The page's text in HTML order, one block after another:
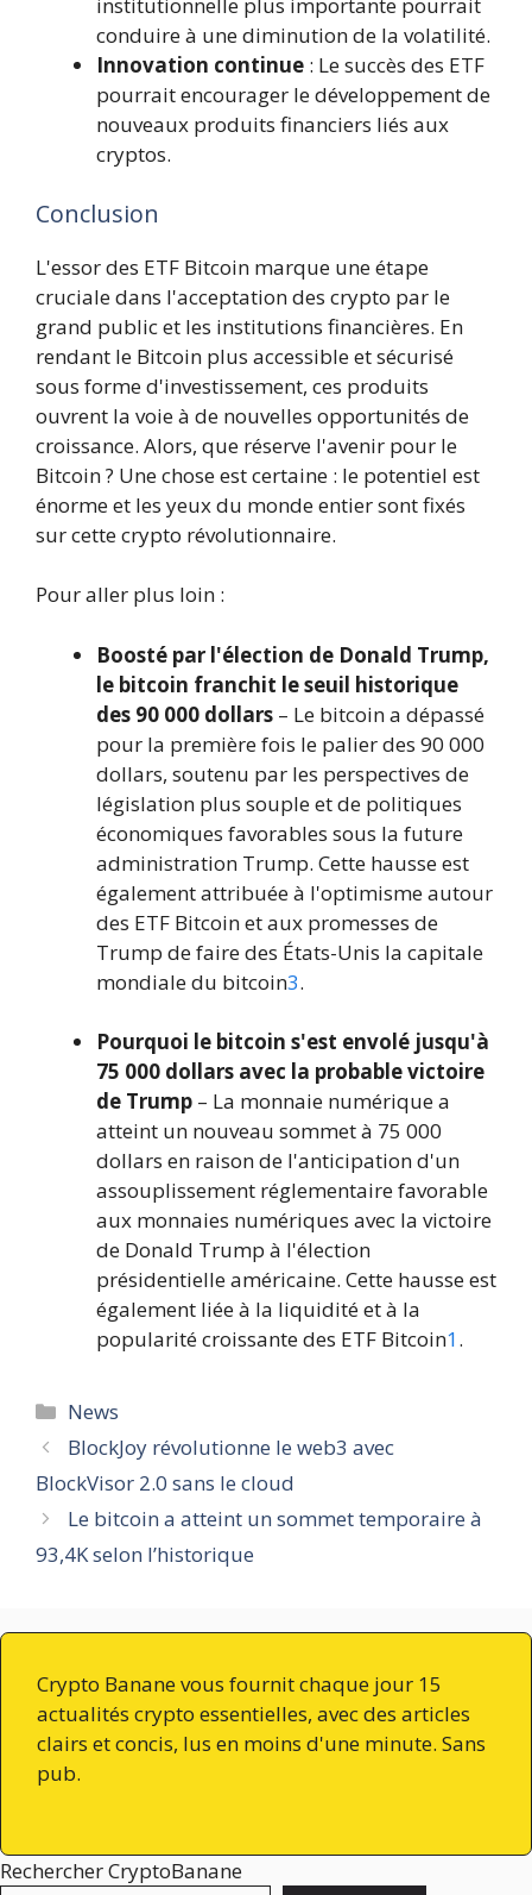
conduire à une diminution de la volatilité.
Innovation continue : Le succès des ETF
pourrait encourager le développement de
nouveaux produits financiers liés aux
cryptos.
Conclusion
L'essor des ETF Bitcoin marque une étape
cruciale dans l'acceptation des crypto par le
grand public et les institutions financières. En
rendant le Bitcoin plus accessible et sécurisé
sous forme d'investissement, ces produits
ouvrent la voie à de nouvelles opportunités de
croissance. Alors, que réserve l'avenir pour le
Bitcoin ? Une chose est certaine : le potentiel est
énorme et les yeux du monde entier sont fixés
sur cette crypto révolutionnaire.
Pour aller plus loin :
Boosté par l'élection de Donald Trump,
le bitcoin franchit le seuil historique
des 90 000 dollars – Le bitcoin a dépassé
pour la première fois le palier des 90 000
dollars, soutenu par les perspectives de
législation plus souple et de politiques
économiques favorables sous la future
administration Trump. Cette hausse est
également attribuée à l'optimisme autour
des ETF Bitcoin et aux promesses de
Trump de faire des États-Unis la capitale
mondiale du bitcoin3.
Pourquoi le bitcoin s'est envolé jusqu'à
75 000 dollars avec la probable victoire
de Trump – La monnaie numérique a
atteint un nouveau sommet à 75 000
dollars en raison de l'anticipation d'un
assouplissement réglementaire favorable
aux monnaies numériques avec la victoire
de Donald Trump à l'élection
présidentielle américaine. Cette hausse est
également liée à la liquidité et à la
popularité croissante des ETF Bitcoin1.
Catégories
News
BlockJoy révolutionne le web3 avec
BlockVisor 2.0 sans le cloud
Le bitcoin a atteint un sommet temporaire à
93,4K selon l’historique
Crypto Banane vous fournit chaque jour 15
actualités crypto essentielles, avec des articles
clairs et concis, lus en moins d'une minute. Sans
pub.
Rechercher CryptoBanane